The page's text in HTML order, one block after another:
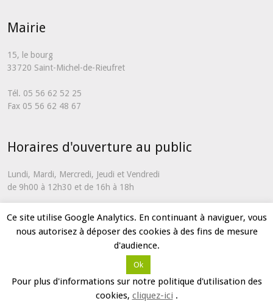
Mairie
15, le bourg
33720 Saint-Michel-de-Rieufret
Tél. 05 56 62 52 25
Fax 05 56 62 48 67
Horaires d'ouverture au public
Lundi, Mardi, Mercredi, Jeudi et Vendredi
de 9h00 à 12h30 et de 16h à 18h
En dehors de ces horaires et uniquement en cas d'urgence, vous
pouvez nous contacter via notre
Partenaires Mentions légales Plan du site
Contact
2017 © Mairie de Saint-Michel-de-Rieufret
Ce site utilise Google Analytics. En continuant à naviguer, vous
nous autorisez à déposer des cookies à des fins de mesure
d'audience.
Ok
Pour plus d'informations sur notre politique d'utilisation des
cookies, cliquez-ici .